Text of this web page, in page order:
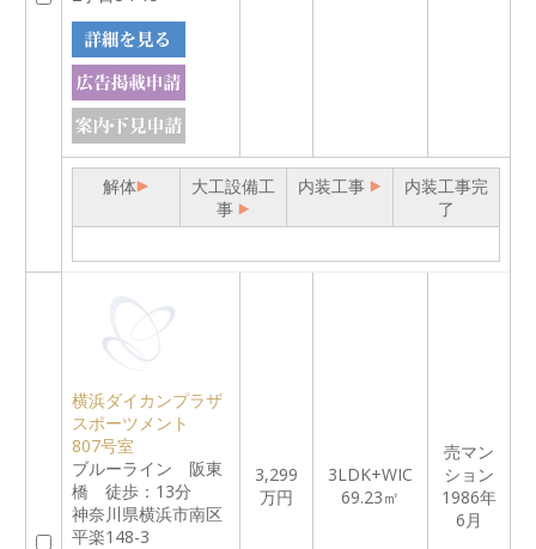
解体
大工設備工
事
内装工事
内装工事完
了
横浜ダイカンプラザ
スポーツメント
807号室
ブルーライン 阪東
橋 徒歩：13分
神奈川県横浜市南区
平楽148-3
3,299
万円
3LDK+WIC
69.23㎡
売マン
ション
1986年
6月